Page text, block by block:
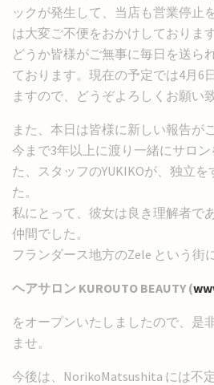
ックが発生して、当店も営業停止
は大変ご不便をおかけしております
どうか皆様がご無事に毎日を送ら
ております。現在の予定では4月6
ますので、どうぞよろしくお願い
また、本日は皆様に新しい報告が
今まで3年以上に渡り一緒にサロ
た、スタッフのYUKIKOが、独立
た。
私にとって、彼女は良き理解者で
仲間でした。
フランダース地方のZele という街
ヘアサロン KUROUTO BEAUTY (
をオープンいたしましたので、是
ませ。
今後は、NorikoMatsushita には不